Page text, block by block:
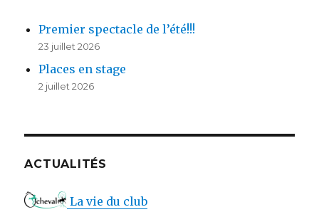
Premier spectacle de l’été!!!
23 juillet 2026
Places en stage
2 juillet 2026
ACTUALITÉS
La vie du club